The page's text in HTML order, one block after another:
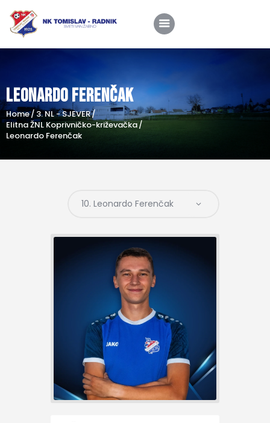
Leonardo Ferenčak
Home
3. NL - SJEVER
Elitna ŽNL Koprivničko-križevačka
Leonardo Ferenčak
Home
O nama
Utakmice